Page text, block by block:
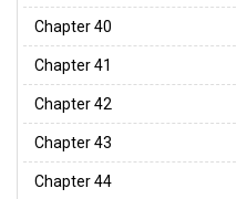
Chapter 40
Chapter 41
Chapter 42
Chapter 43
Chapter 44